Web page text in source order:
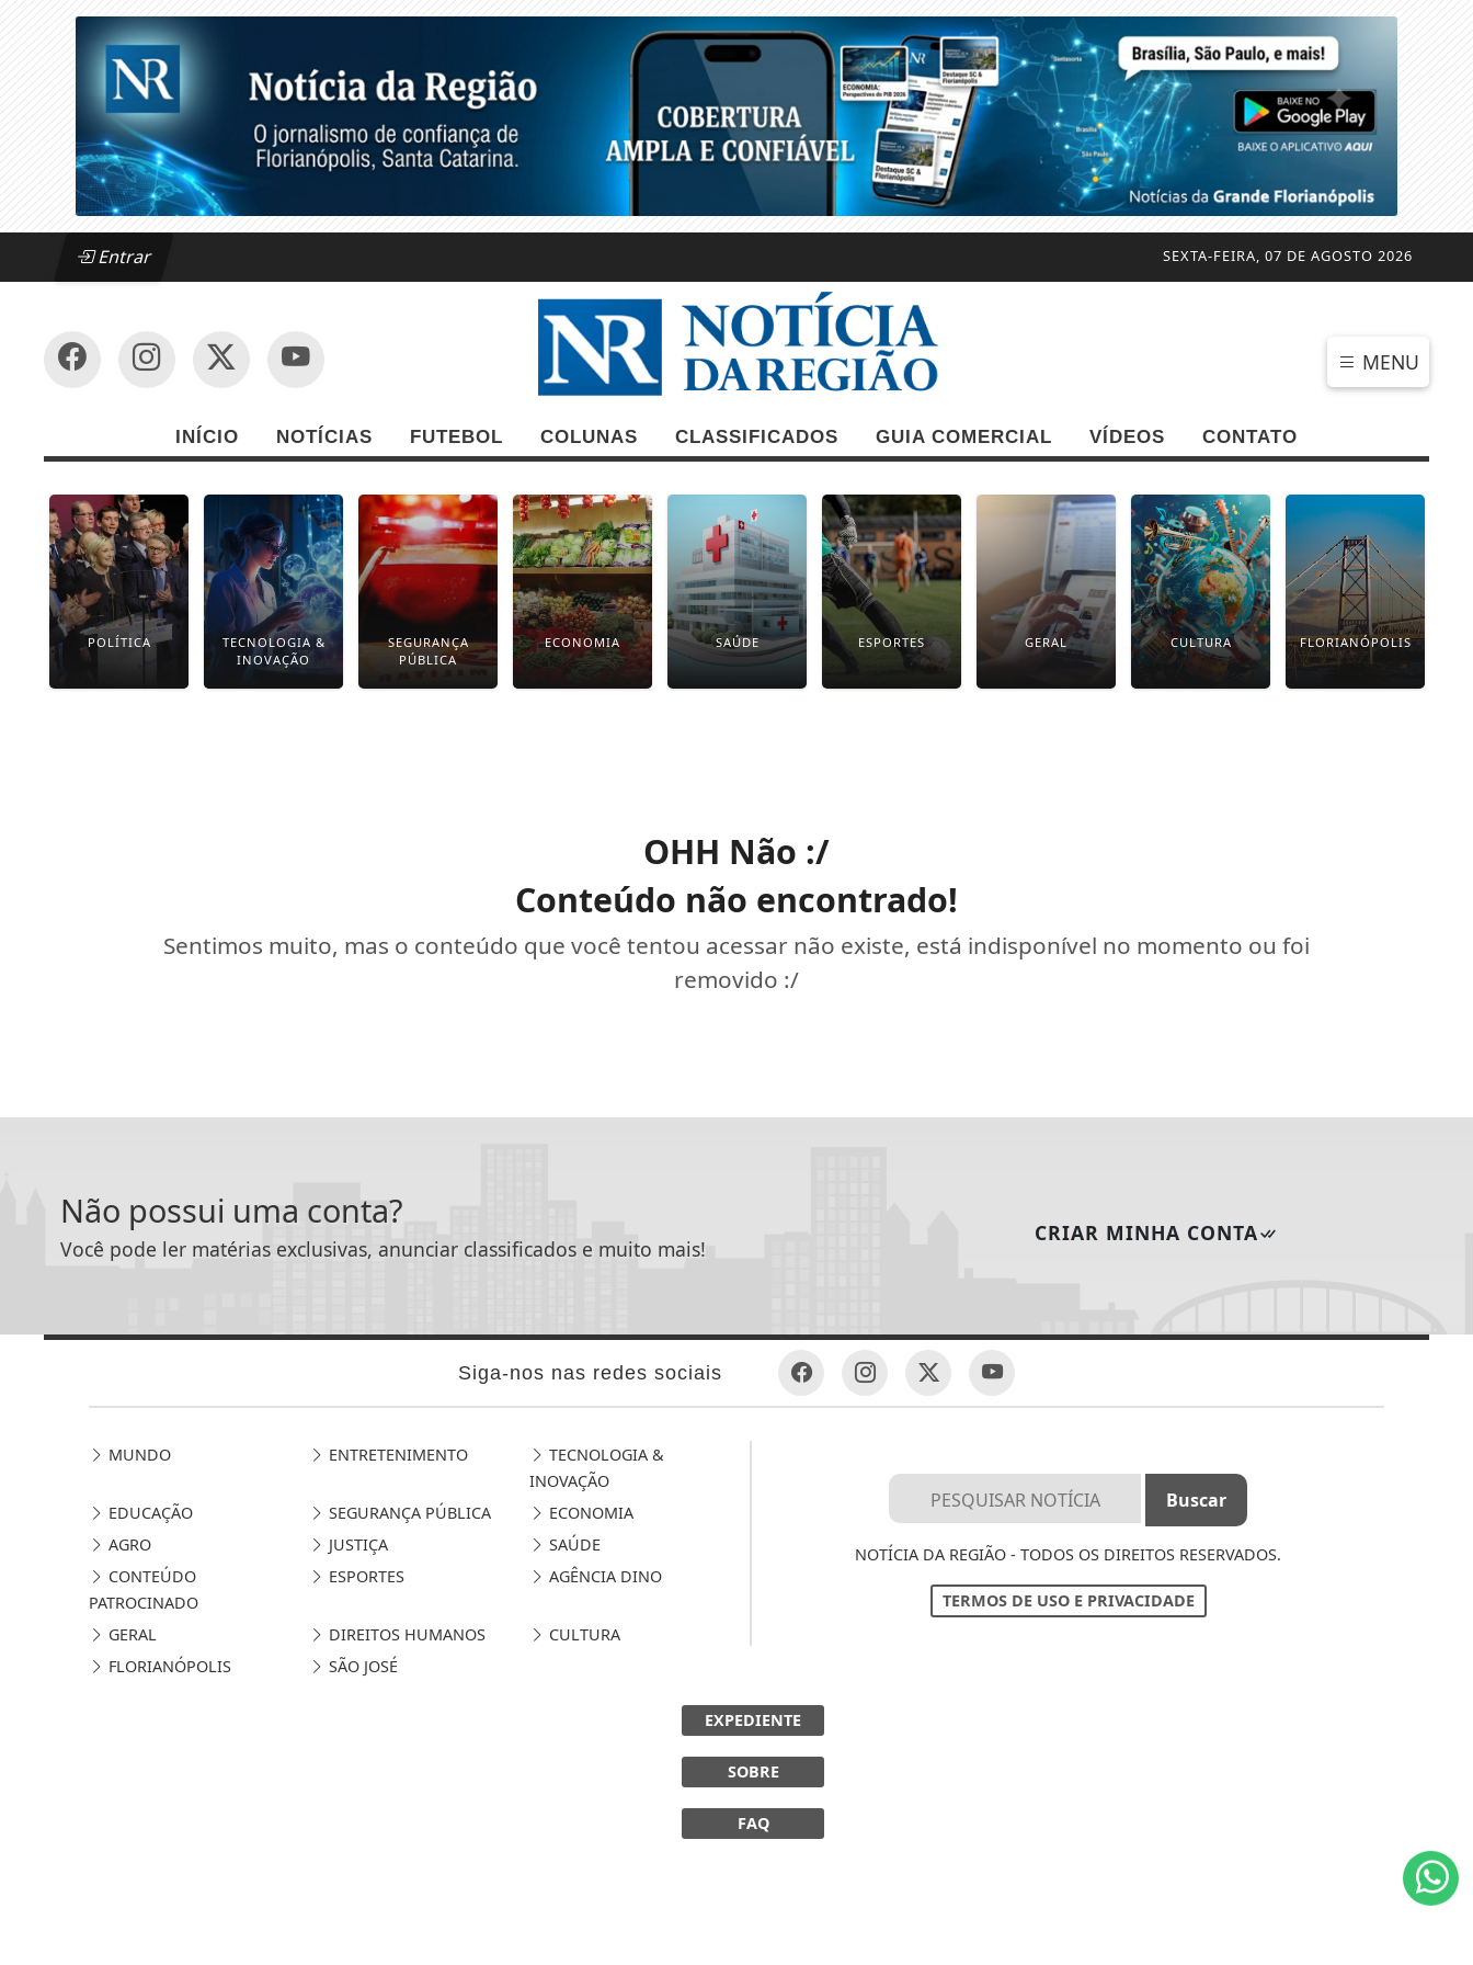
Entrar SEXTA-FEIRA, 07 DE AGOSTO 2026
MENU
INÍCIO NOTÍCIAS FUTEBOL COLUNAS CLASSIFICADOS GUIA COMERCIAL VÍDEOS CONTATO
POLÍTICA
TECNOLOGIA &
INOVAÇÃO
SEGURANÇA
PÚBLICA
ECONOMIA SAÚDE ESPORTES GERAL CULTURA FLORIANÓPOLIS
OHH Não :/
Conteúdo não encontrado!
Sentimos muito, mas o conteúdo que você tentou acessar não existe, está indisponível no momento ou foi
removido :/
Não possui uma conta?
Você pode ler matérias exclusivas, anunciar classificados e muito mais!
CRIAR MINHA CONTA
Siga-nos nas redes sociais
MUNDO ENTRETENIMENTO
TECNOLOGIA &
INOVAÇÃO
EDUCAÇÃO
SEGURANÇA PÚBLICA
ECONOMIA
AGRO
JUSTIÇA
SAÚDE
CONTEÚDO
PATROCINADO
ESPORTES AGÊNCIA DINO
GERAL DIREITOS HUMANOS
CULTURA
FLORIANÓPOLIS
SÃO JOSÉ
NOTÍCIA DA REGIÃO - TODOS OS DIREITOS RESERVADOS.
TERMOS DE USO E PRIVACIDADE
EXPEDIENTE
SOBRE
FAQ